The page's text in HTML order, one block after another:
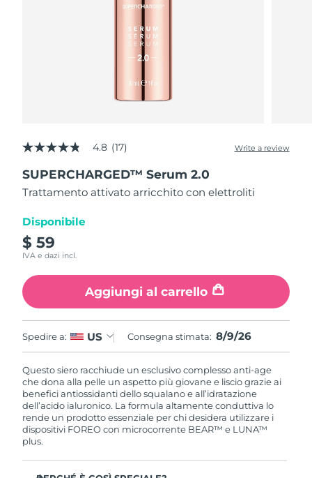
4.8
of
5
stars,
rating
value.
Read
17
Same
page
link.
4.8 (17) Write a review
SUPERCHARGED™ Serum 2.0
Trattamento attivato arricchito con elettroliti
Disponibile
$ 59
IVA e dazi incl.
Aggiungi al carrello
Spedire a: US Consegna stimata: 8/9/26
Questo siero racchiude un esclusivo complesso anti-age
che dona alla pelle un aspetto più giovane e liscio grazie ai
benefici antiossidanti dello squalano e all’idratazione
dell’acido ialuronico. La formula altamente conduttiva lo
rende un prodotto essenziale per chi desidera utilizzare i
dispositivi FOREO con microcorrente BEAR™ e LUNA™
plus.